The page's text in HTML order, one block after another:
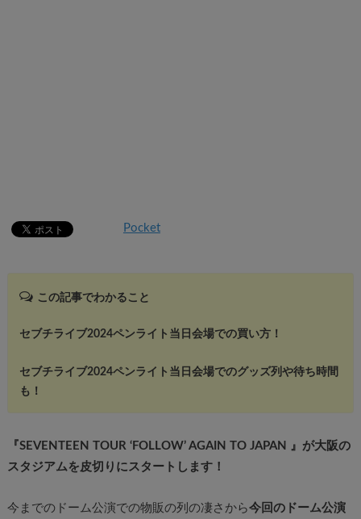
Pocket
この記事でわかること
セブチライブ2024ペンライト当日会場での買い方！
セブチライブ2024ペンライト当日会場でのグッズ列や待ち時間
も！
『SEVENTEEN TOUR ‘FOLLOW’ AGAIN TO JAPAN 』が大阪の
スタジアムを皮切りにスタートします！
今までのドーム公演での物販の列の凄さから今回のドーム公演